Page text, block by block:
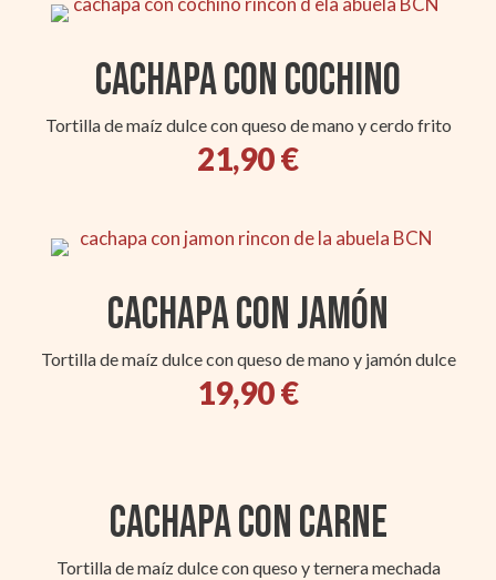
Cachapa con cochino
Tortilla de maíz dulce con queso de mano y cerdo frito
21,90 €
Cachapa con Jamón
Tortilla de maíz dulce con queso de mano y jamón dulce
19,90 €
Cachapa con carne
Tortilla de maíz dulce con queso y ternera mechada